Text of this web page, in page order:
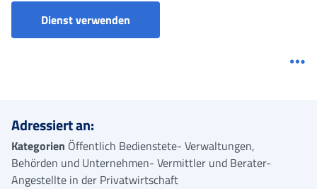
Dienst verwenden
Adressiert an:
Kategorien Öffentlich Bedienstete- Verwaltungen,
Behörden und Unternehmen- Vermittler und Berater-
Angestellte in der Privatwirtschaft